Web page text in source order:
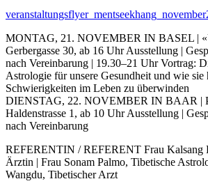
MONTAG, 21. NOVEMBER IN BASEL |
Gerbergasse 30, ab 16 Uhr Ausstellung |
nach Vereinbarung | 19.30–21 Uhr Vortrag:
Astrologie für unsere Gesundheit und wie sie
Schwierigkeiten im Leben zu überwinden
DIENSTAG, 22. NOVEMBER IN BAAR |
Haldenstrasse 1, ab 10 Uhr Ausstellung |
nach Vereinbarung
REFERENTIN / REFERENT Frau Kalsang
Ärztin | Frau Sonam Palmo, Tibetische
Wangdu, Tibetischer Arzt